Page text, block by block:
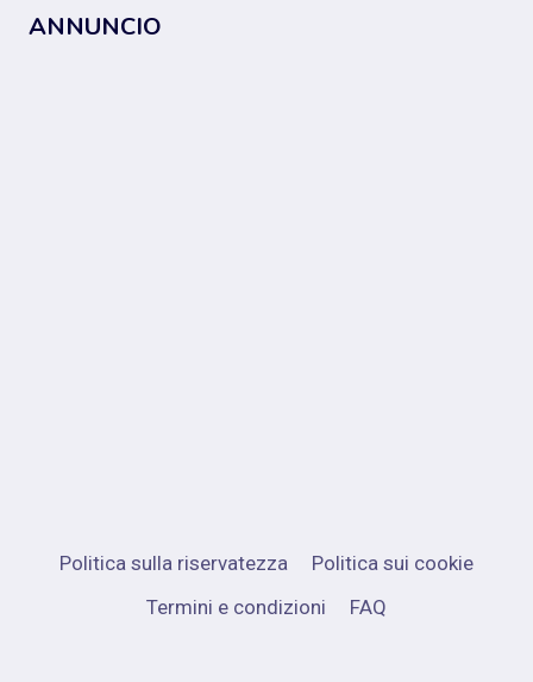
ANNUNCIO
Politica sulla riservatezza
Politica sui cookie
Termini e condizioni
FAQ